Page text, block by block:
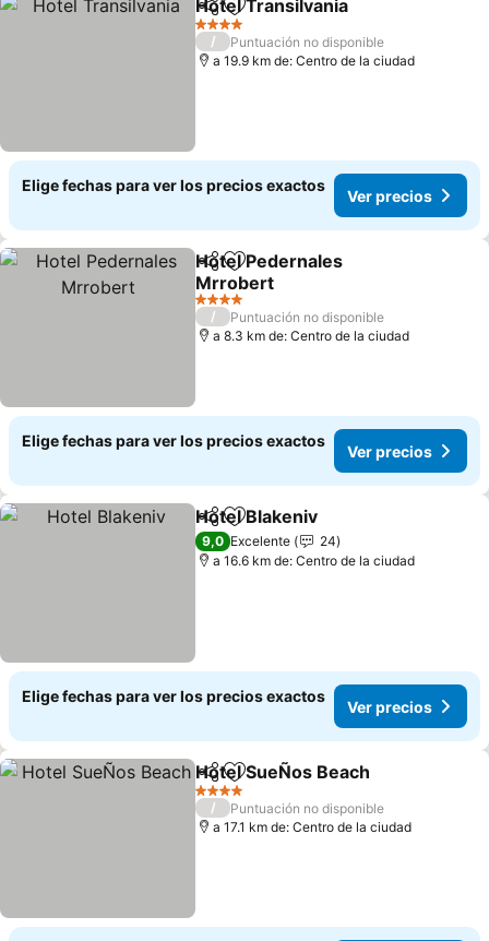
CompartirAgregar a favoritos
Hotel Transilvania
4 Estrellas
/
Puntuación no disponible
a 19.9 km de: Centro de la ciudad
Elige fechas para ver los precios exactos
Ver precios
CompartirAgregar a favoritos
Hotel Pedernales
Mrrobert
4 Estrellas
/
Puntuación no disponible
a 8.3 km de: Centro de la ciudad
Elige fechas para ver los precios exactos
Ver precios
CompartirAgregar a favoritos
Hotel Blakeniv
9,0 Excelente
24
a 16.6 km de: Centro de la ciudad
Elige fechas para ver los precios exactos
Ver precios
CompartirAgregar a favoritos
Hotel SueÑos Beach
4 Estrellas
/
Puntuación no disponible
a 17.1 km de: Centro de la ciudad